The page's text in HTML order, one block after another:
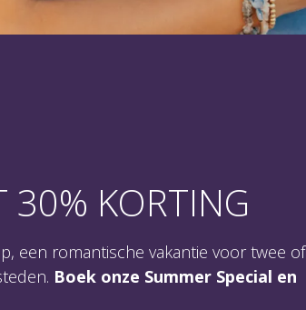
30% KORTING
een romantische vakantie voor twee of
Boek onze Summer Special en